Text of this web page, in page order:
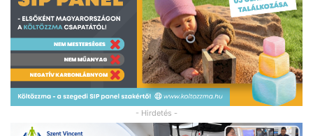
- Hirdetés -